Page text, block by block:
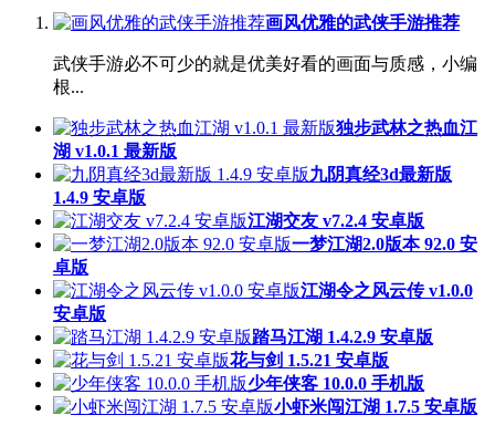
画风优雅的武侠手游推荐
武侠手游必不可少的就是优美好看的画面与质感，小编
根...
独步武林之热血江
湖 v1.0.1 最新版
九阴真经3d最新版
1.4.9 安卓版
江湖交友 v7.2.4 安卓版
一梦江湖2.0版本 92.0 安
卓版
江湖令之风云传 v1.0.0
安卓版
踏马江湖 1.4.2.9 安卓版
花与剑 1.5.21 安卓版
少年侠客 10.0.0 手机版
小虾米闯江湖 1.7.5 安卓版